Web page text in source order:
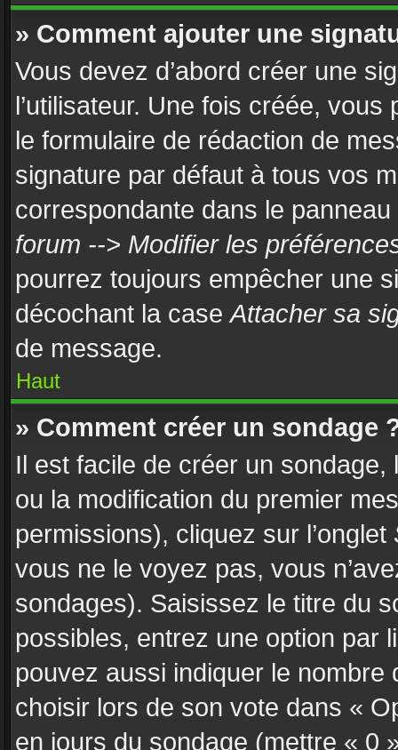
» Comment ajouter une
Vous devez d’abord créer une
l’utilisateur. Une fois créée,
le formulaire de rédaction de
signature par défaut à tous vos
correspondante dans le
forum --> Modifier les
pourrez toujours empêcher une
décochant la caseAttacher sa
de message.
Haut
» Comment créer un sondage
Il est facile de créer un sondage,
ou la modification du premier
permissions), cliquez sur l’onglet
vous ne le voyez pas, vous
sondages). Saisissez le titre du
possibles, entrez une option par
pouvez aussi indiquer le nombre
choisir lors de son vote dans «
en jours du sondage (mettre « 0